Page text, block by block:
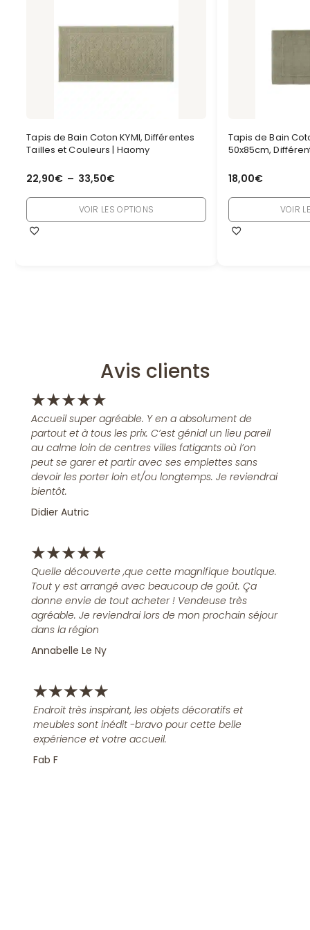
Tapis de Bain Coton KYMI, Différentes
Tailles et Couleurs | Haomy
22,90€ – 33,50€
VOIR LES OPTIONS
Tapis de Bain
50x85cm,
18,00€
VOIR
Avis clients
★★★★★
Accueil super agréable. Y en a absolument de
partout et à tous les prix. C’est génial un lieu pareil
au calme loin de centres villes fatigants où l’on
peut se garer et partir avec ses emplettes sans
devoir les porter loin et/ou longtemps. Je reviendrai
bientôt.
Didier Autric
★★★★★
Quelle découverte ,que cette magnifique boutique.
Tout y est arrangé avec beaucoup de goût. Ça
donne envie de tout acheter ! Vendeuse très
agréable. Je reviendrai lors de mon prochain séjour
dans la région
Annabelle Le Ny
★★★★★
Endroit très inspirant, les objets décoratifs et
meubles sont inédit -bravo pour cette belle
expérience et votre accueil.
Fab F